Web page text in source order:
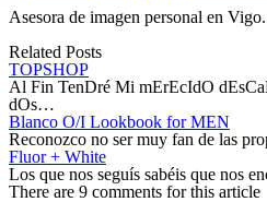
Asesora de imagen personal en Vigo.
Related Posts
TOPSHOP
Al Fin TenDré Mi mErEcIdO
dOs…
Blanco O/I Lookbook for MEN
Reconozco no ser muy fan de las
Fluor + White
Los que nos seguís sabéis que nos
There are 9 comments for this article